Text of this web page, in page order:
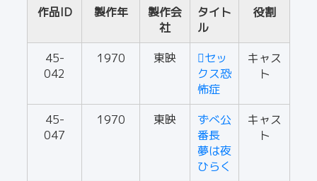
作品ID 製作年
製作会
社
タイト
ル
役割
45-
042
1970 東映
セッ
クス恐
怖症
キャス
ト
45-
047
1970 東映
ずべ公
番長
夢は夜
ひらく
キャス
ト